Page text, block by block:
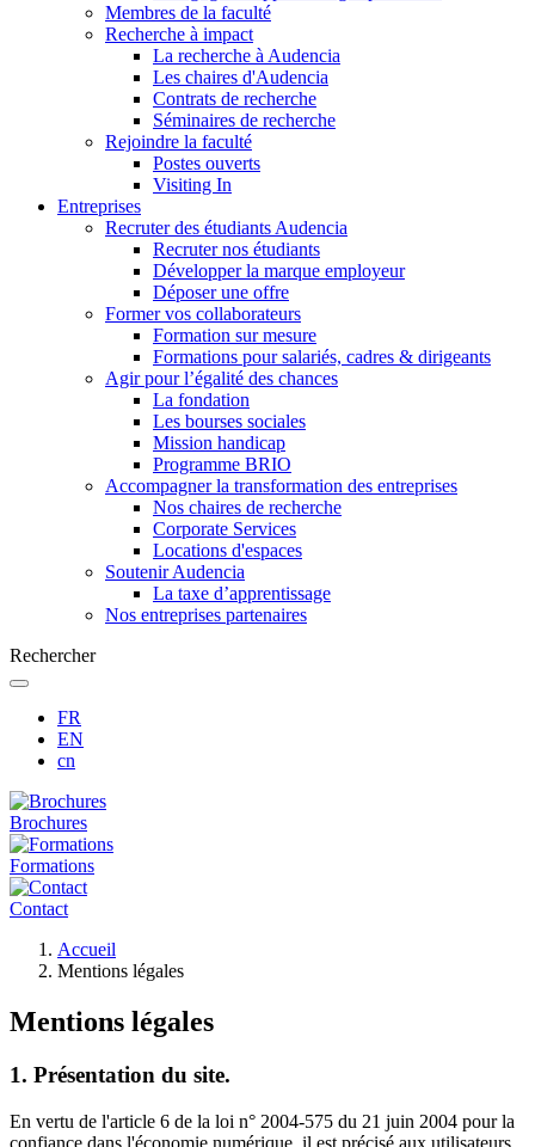
Membres de la faculté
Recherche à impact
La recherche à Audencia
Les chaires d'Audencia
Contrats de recherche
Séminaires de recherche
Rejoindre la faculté
Postes ouverts
Visiting In
Entreprises
Recruter des étudiants Audencia
Recruter nos étudiants
Développer la marque employeur
Déposer une offre
Former vos collaborateurs
Formation sur mesure
Formations pour salariés, cadres & dirigeants
Agir pour l’égalité des chances
La fondation
Les bourses sociales
Mission handicap
Programme BRIO
Accompagner la transformation des entreprises
Nos chaires de recherche
Corporate Services
Locations d'espaces
Soutenir Audencia
La taxe d’apprentissage
Nos entreprises partenaires
Rechercher
FR
EN
cn
Brochures
Formations
Contact
d'Ariane
Accueil
Mentions légales
Mentions légales
1. Présentation du site.
En vertu de l'article 6 de la loi n° 2004-575 du 21 juin 2004 pour la
confiance dans l'économie numérique, il est précisé aux utilisateurs